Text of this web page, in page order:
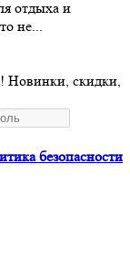
отдыха и
не...
Новинки, скидки,
безопасности